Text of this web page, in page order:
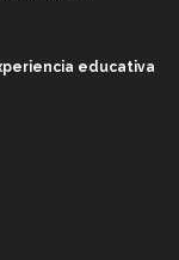
educativa